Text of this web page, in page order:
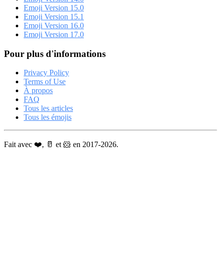
Emoji Version 15.0
Emoji Version 15.1
Emoji Version 16.0
Emoji Version 17.0
Pour plus d'informations
Privacy Policy
Terms of Use
À propos
FAQ
Tous les articles
Tous les émojis
Fait avec ❤️, 🥛 et 🐹 en 2017-2026.